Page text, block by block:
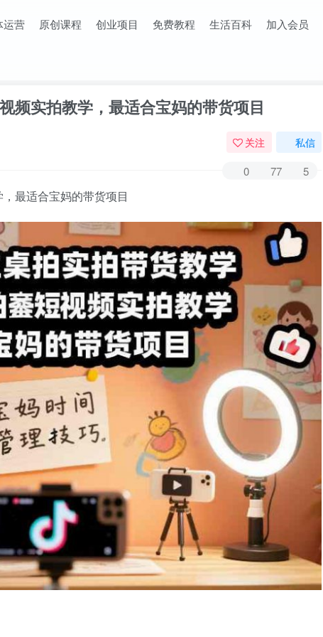
运营 原创课程 创业项目 免费教程 生活百科 加入会员
频实拍教学，最适合宝妈的带货项目
关注 私信
0 77 5
最适合宝妈的带货项目